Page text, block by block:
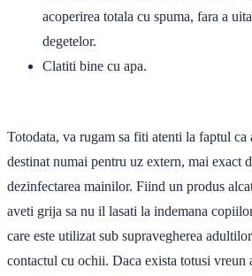
acoperirea totala cu spuma, fara a
degetelor.
Clatiti bine cu apa.
Totodata, va rugam sa fiti atenti la faptul ca
destinat numai pentru uz extern, mai exact
dezinfectarea mainilor. Fiind un produs
aveti grija sa nu il lasati la indemana
care este utilizat sub supravegherea
contactul cu ochii. Daca exista totusi vreun